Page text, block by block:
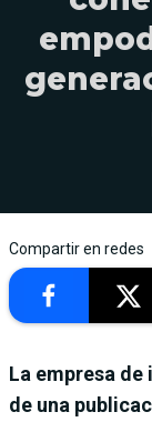
Compartir en redes
La empresa
de una